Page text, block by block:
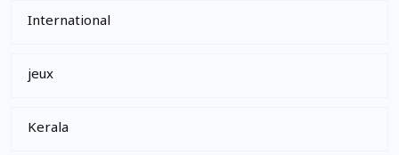
International
jeux
Kerala